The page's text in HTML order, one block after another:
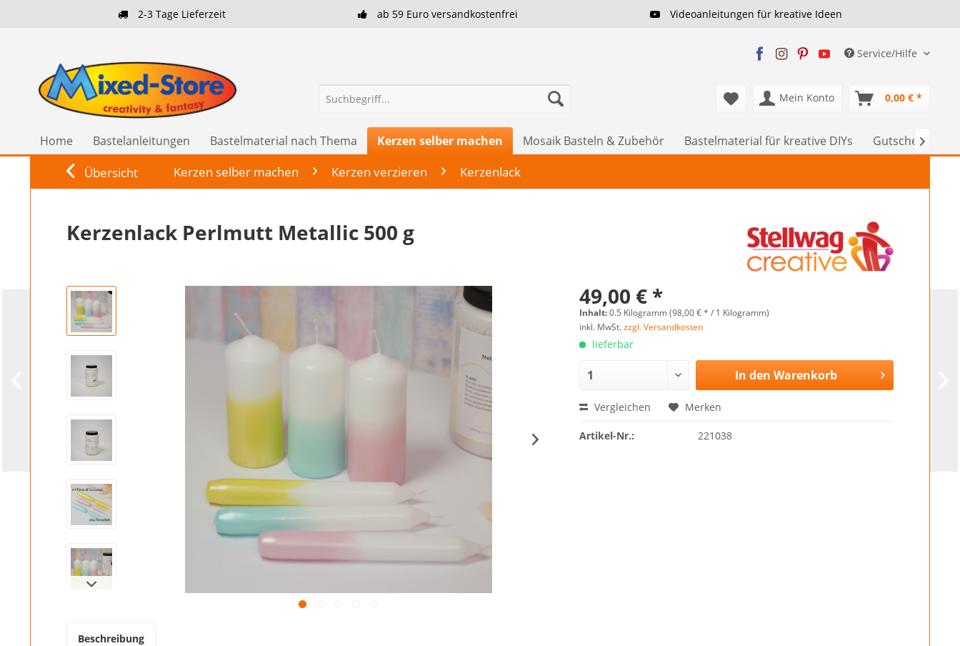
2-3 Tage Lieferzeit ab 59 Euro versandkostenfrei Videoanleitungen für kreative Ideen
Service/Hilfe
Mein Konto 0,00 € *
Home Bastelanleitungen Bastelmaterial nach Thema Kerzen selber machen Mosaik Basteln & Zubehör Bastelmaterial für kreative DIYs Gutscheine

Übersicht Kerzen selber machen Kerzen verzieren Kerzenlack
Kerzenlack Perlmutt Metallic 500 g
49,00 € *
Inhalt:0.5 Kilogramm (98,00 € * / 1 Kilogramm)
inkl. MwSt.zzgl. Versandkosten
lieferbar
In den Warenkorb
Vergleichen Merken
Artikel-Nr.: 221038
Beschreibung